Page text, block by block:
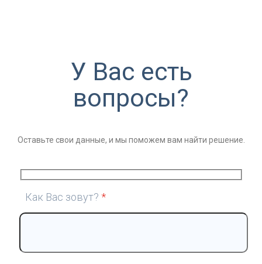
У Вас есть
вопросы?
Оставьте свои данные, и мы поможем вам найти решение.
Как Вас зовут? *